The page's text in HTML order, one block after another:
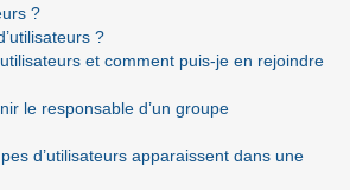
?
?
et comment puis-je en rejoindre
le responsable d’un groupe
d’utilisateurs apparaissent dans une